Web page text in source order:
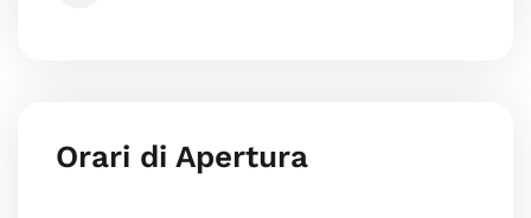
Orari di Apertura